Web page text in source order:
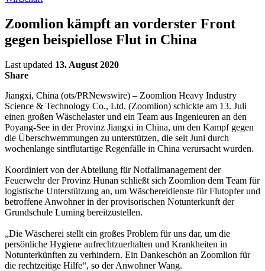
Zoomlion kämpft an vorderster Front
gegen beispiellose Flut in China
Last updated 13. August 2020
Share
Jiangxi, China (ots/PRNewswire) – Zoomlion Heavy Industry
Science & Technology Co., Ltd. (Zoomlion) schickte am 13. Juli
einen großen Wäschelaster und ein Team aus Ingenieuren an den
Poyang-See in der Provinz Jiangxi in China, um den Kampf gegen
die Überschwemmungen zu unterstützen, die seit Juni durch
wochenlange sintflutartige Regenfälle in China verursacht wurden.
Koordiniert von der Abteilung für Notfallmanagement der
Feuerwehr der Provinz Hunan schließt sich Zoomlion dem Team für
logistische Unterstützung an, um Wäschereidienste für Flutopfer und
betroffene Anwohner in der provisorischen Notunterkunft der
Grundschule Luming bereitzustellen.
„Die Wäscherei stellt ein großes Problem für uns dar, um die
persönliche Hygiene aufrechtzuerhalten und Krankheiten in
Notunterkünften zu verhindern. Ein Dankeschön an Zoomlion für
die rechtzeitige Hilfe“, so der Anwohner Wang.